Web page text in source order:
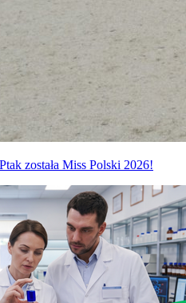
została Miss Polski 2026!